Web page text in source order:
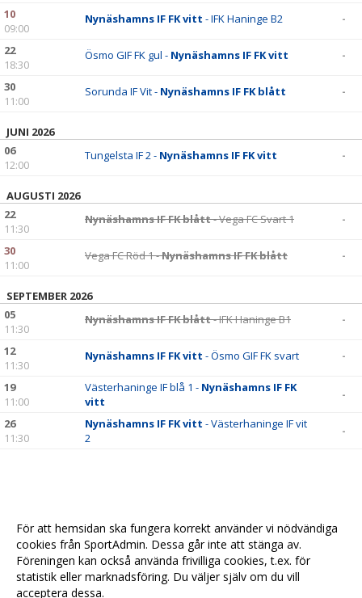
10
09:00
Nynäshamns IF FK vitt - IFK Haninge B2 -
22
18:30
Ösmo GIF FK gul - Nynäshamns IF FK vitt -
30
11:00
Sorunda IF Vit - Nynäshamns IF FK blått -
JUNI 2026
06
12:00
Tungelsta IF 2 - Nynäshamns IF FK vitt -
AUGUSTI 2026
22
11:30
Nynäshamns IF FK blått- Vega FC Svart 1 -
30
11:00
Vega FC Röd 1 -Nynäshamns IF FK blått -
SEPTEMBER 2026
05
11:30
Nynäshamns IF FK blått- IFK Haninge B1 -
12
11:30
Nynäshamns IF FK vitt - Ösmo GIF FK svart -
19
11:00
Västerhaninge IF blå 1 - Nynäshamns IF FK
vitt
-
26
11:30
Nynäshamns IF FK vitt - Västerhaninge IF vit
2
-
För att hemsidan ska fungera korrekt använder vi nödvändiga
cookies från SportAdmin. Dessa går inte att stänga av.
Föreningen kan också använda frivilliga cookies, t.ex. för
statistik eller marknadsföring. Du väljer själv om du vill
acceptera dessa.